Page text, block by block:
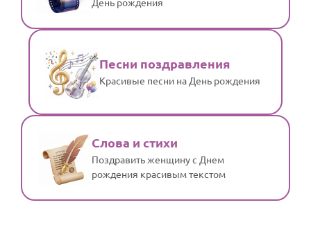
Песни поздравления
Красивые песни на День рождения
Слова и стихи
Поздравить женщину с Днем
рождения красивым текстом